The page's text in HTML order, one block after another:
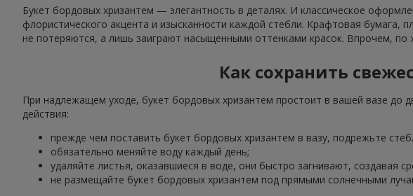
Букет бордовых хризантем — элегантность в деталях. И классическое
флористического акцента и изысканности каждой стебли. Крафтовая
не потеряются, а лишь заиграют насыщенными оттенками красок. Впрочем,
Как сохранить
При надлежащем уходе, букет бордовых хризантем простоит в вашей вазе до
действия:
прежде чем поставить букет бордовых хризантем в вазу, подрежьте
обязательно меняйте воду каждый день;
удаляйте листья, оказавшиеся в воде, они быстро загнивают, создавая
не размещайте букет бордовых хризантем под прямыми солнечными